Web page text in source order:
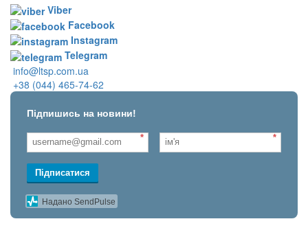
Viber
Facebook
Instagram
Telegram
info@ltsp.com.ua
+38 (044) 465-74-62
Підпишись на новини!
* *
Підписатися
Надано SendPulse